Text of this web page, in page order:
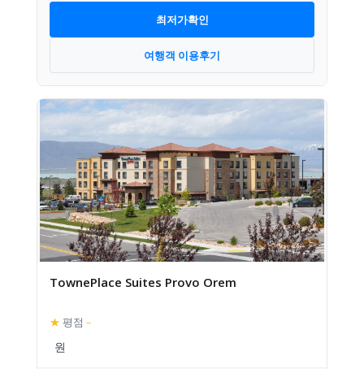
최저가확인
여행객 이용후기
TownePlace Suites Provo Orem
★ 평점 –